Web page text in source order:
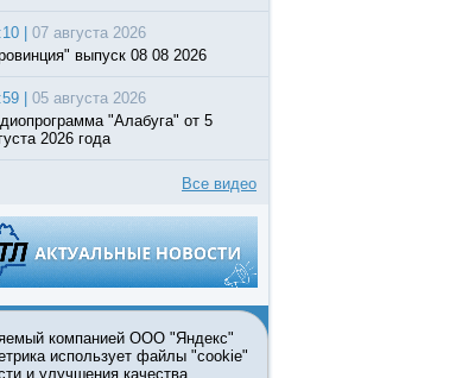
|
07 августа 2026
выпуск 08 08 2026
|
05 августа 2026
"Алабуга" от 5
2026 года
Все видео
компанией ООО "Яндекс"
использует файлы "cookie"
и улучшения качества